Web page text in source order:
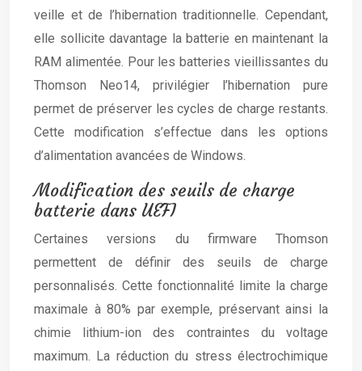
veille et de l’hibernation traditionnelle. Cependant,
elle sollicite davantage la batterie en maintenant la
RAM alimentée. Pour les batteries vieillissantes du
Thomson Neo14, privilégier l’hibernation pure
permet de préserver les cycles de charge restants.
Cette modification s’effectue dans les options
d’alimentation avancées de Windows.
Modification des seuils de charge
batterie dans UEFI
Certaines versions du firmware Thomson
permettent de définir des seuils de charge
personnalisés. Cette fonctionnalité limite la charge
maximale à 80% par exemple, préservant ainsi la
chimie lithium-ion des contraintes du voltage
maximum. La réduction du stress électrochimique